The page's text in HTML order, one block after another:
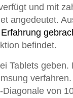
und mit
angedeutet.
befindet.
Tablets geben.
von